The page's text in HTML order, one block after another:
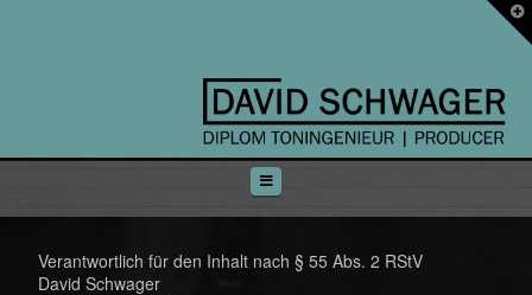
Navigation
Verantwortlich für den Inhalt nach § 55 Abs. 2 RStV
David Schwager